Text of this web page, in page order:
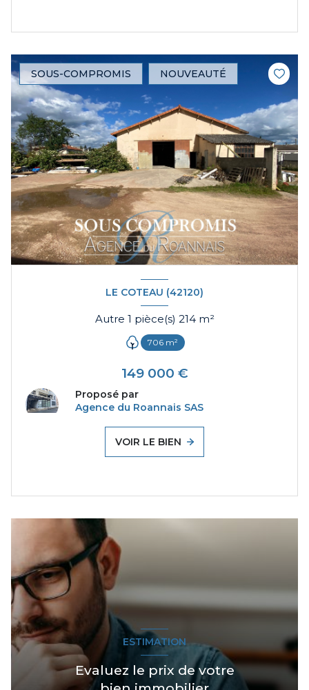
SOUS-COMPROMIS NOUVEAUTÉ
LE COTEAU (42120)
Autre 1 pièce(s) 214 m²
706 m²
149 000 €
Proposé par
Agence du Roannais SAS
VOIR LE BIEN
ESTIMATION
Evaluez le prix de votre